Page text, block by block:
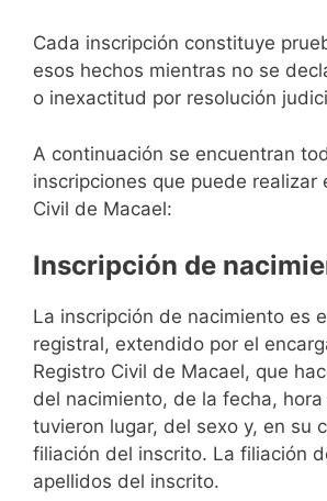
Cada inscripción constituye
esos hechos mientras no se
o inexactitud por resolución
A continuación se encuentran
inscripciones que puede realizar
Civil de Macael:
Inscripción de
La inscripción de nacimiento es
registral, extendido por el
Registro Civil de Macael, que
del nacimiento, de la fecha,
tuvieron lugar, del sexo y, en su
filiación del inscrito. La filiación
apellidos del inscrito.